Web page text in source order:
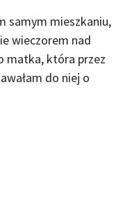
samym mieszkaniu,
wieczorem nad
matka, która przez
do niej o